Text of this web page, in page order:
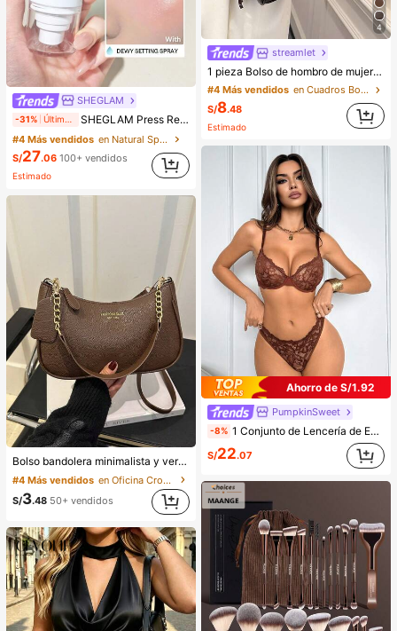
SHEGLAM
-31% SHEGLAM Press Refresh Spray Fijador Marca De Belleza CosméTica Maquillaje Para Mujeres Y NiñAs
#4 Más vendidos
en Natural Spray fijador
S/27.06 100+ vendidos
Estimado
Bolso bandolera minimalista y versátil de unicolor con letra para mujeres, elegante bolso de cadena para el hombro, adecuado para compras, billetera, compras, mujeres jóvenes, estudiantes universitarios, recién casados, oficinistas. Ideal para oficina, escuela, trabajo, negocios, viajes, actividades al aire libre y otras ocasiones.
#4 Más vendidos
en Oficina Crossbody de mujer
S/3.48 50+ vendidos
4
streamlet
1 pieza Bolso de hombro de mujer de unicolor retro de piel de PU con múltiples bolsillos, gran capacidad, viene con un accesorio colgante desmontable (el accesorio colgante puede variar ligeramente)
#4 Más vendidos
en Cuadros Bolsos De Hombro De Mujer
S/8.48
Estimado
Ahorro de S/1.92
PumpkinSweet
-8% 1 Conjunto de Lencería de Encaje para Mujer
S/22.07